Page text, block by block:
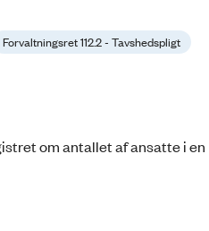
Forvaltningsret 112.2 - Tavshedspligt
om antallet af ansatte i